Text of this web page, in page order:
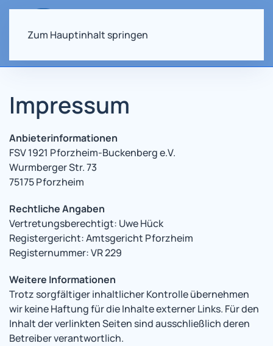
Zum Hauptinhalt springen
Impressum
Anbieterinformationen
FSV 1921 Pforzheim-Buckenberg e.V.
Wurmberger Str. 73
75175 Pforzheim
Rechtliche Angaben
Vertretungsberechtigt: Uwe Hück
Registergericht: Amtsgericht Pforzheim
Registernummer: VR 229
Weitere Informationen
Trotz sorgfältiger inhaltlicher Kontrolle übernehmen
wir keine Haftung für die Inhalte externer Links. Für den
Inhalt der verlinkten Seiten sind ausschließlich deren
Betreiber verantwortlich.